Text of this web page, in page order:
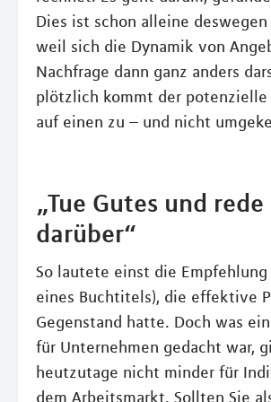
Dies ist schon alleine deswegen
weil sich die Dynamik von
Nachfrage dann ganz anders
plötzlich kommt der
auf einen zu – und nicht
„Tue Gutes und rede
darüber“
So lautete einst die Empfehlung
eines Buchtitels), die effektive
Gegenstand hatte. Doch was
für Unternehmen gedacht war,
heutzutage nicht minder für
dem Arbeitsmarkt. Sollten Sie